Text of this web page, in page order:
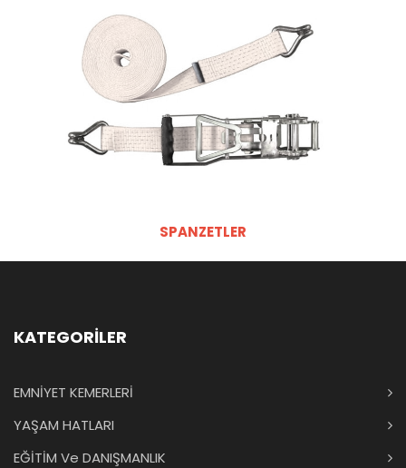
SPANZETLER
KATEGORİLER
EMNİYET KEMERLERİ
YAŞAM HATLARI
EĞİTİM Ve DANIŞMANLIK